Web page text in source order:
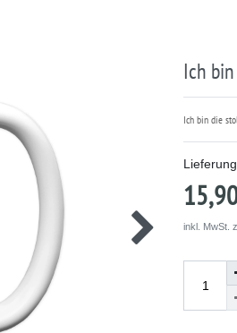
Ich
Ich bin die
Lieferung
inkl. MwSt.